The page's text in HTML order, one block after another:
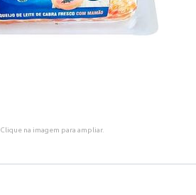
Clique na imagem para ampliar.